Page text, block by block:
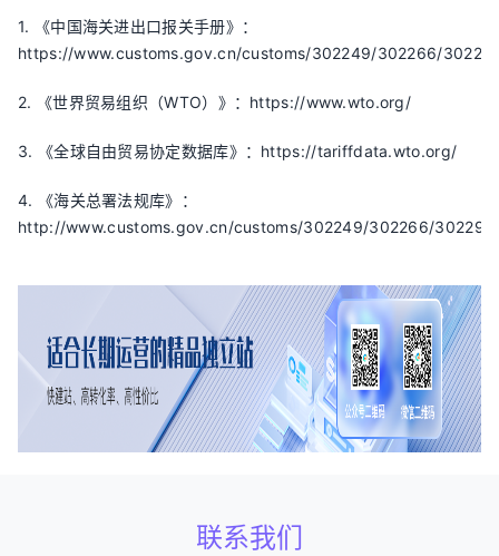
1. 《中国海关进出口报关手册》：
https://www.customs.gov.cn/customs/302249/302266/
2. 《世界贸易组织（WTO）》：https://www.wto.org/
3. 《全球自由贸易协定数据库》：https://tariffdata.wto.org/
4. 《海关总署法规库》：
http://www.customs.gov.cn/customs/302249/302266/
联系我们